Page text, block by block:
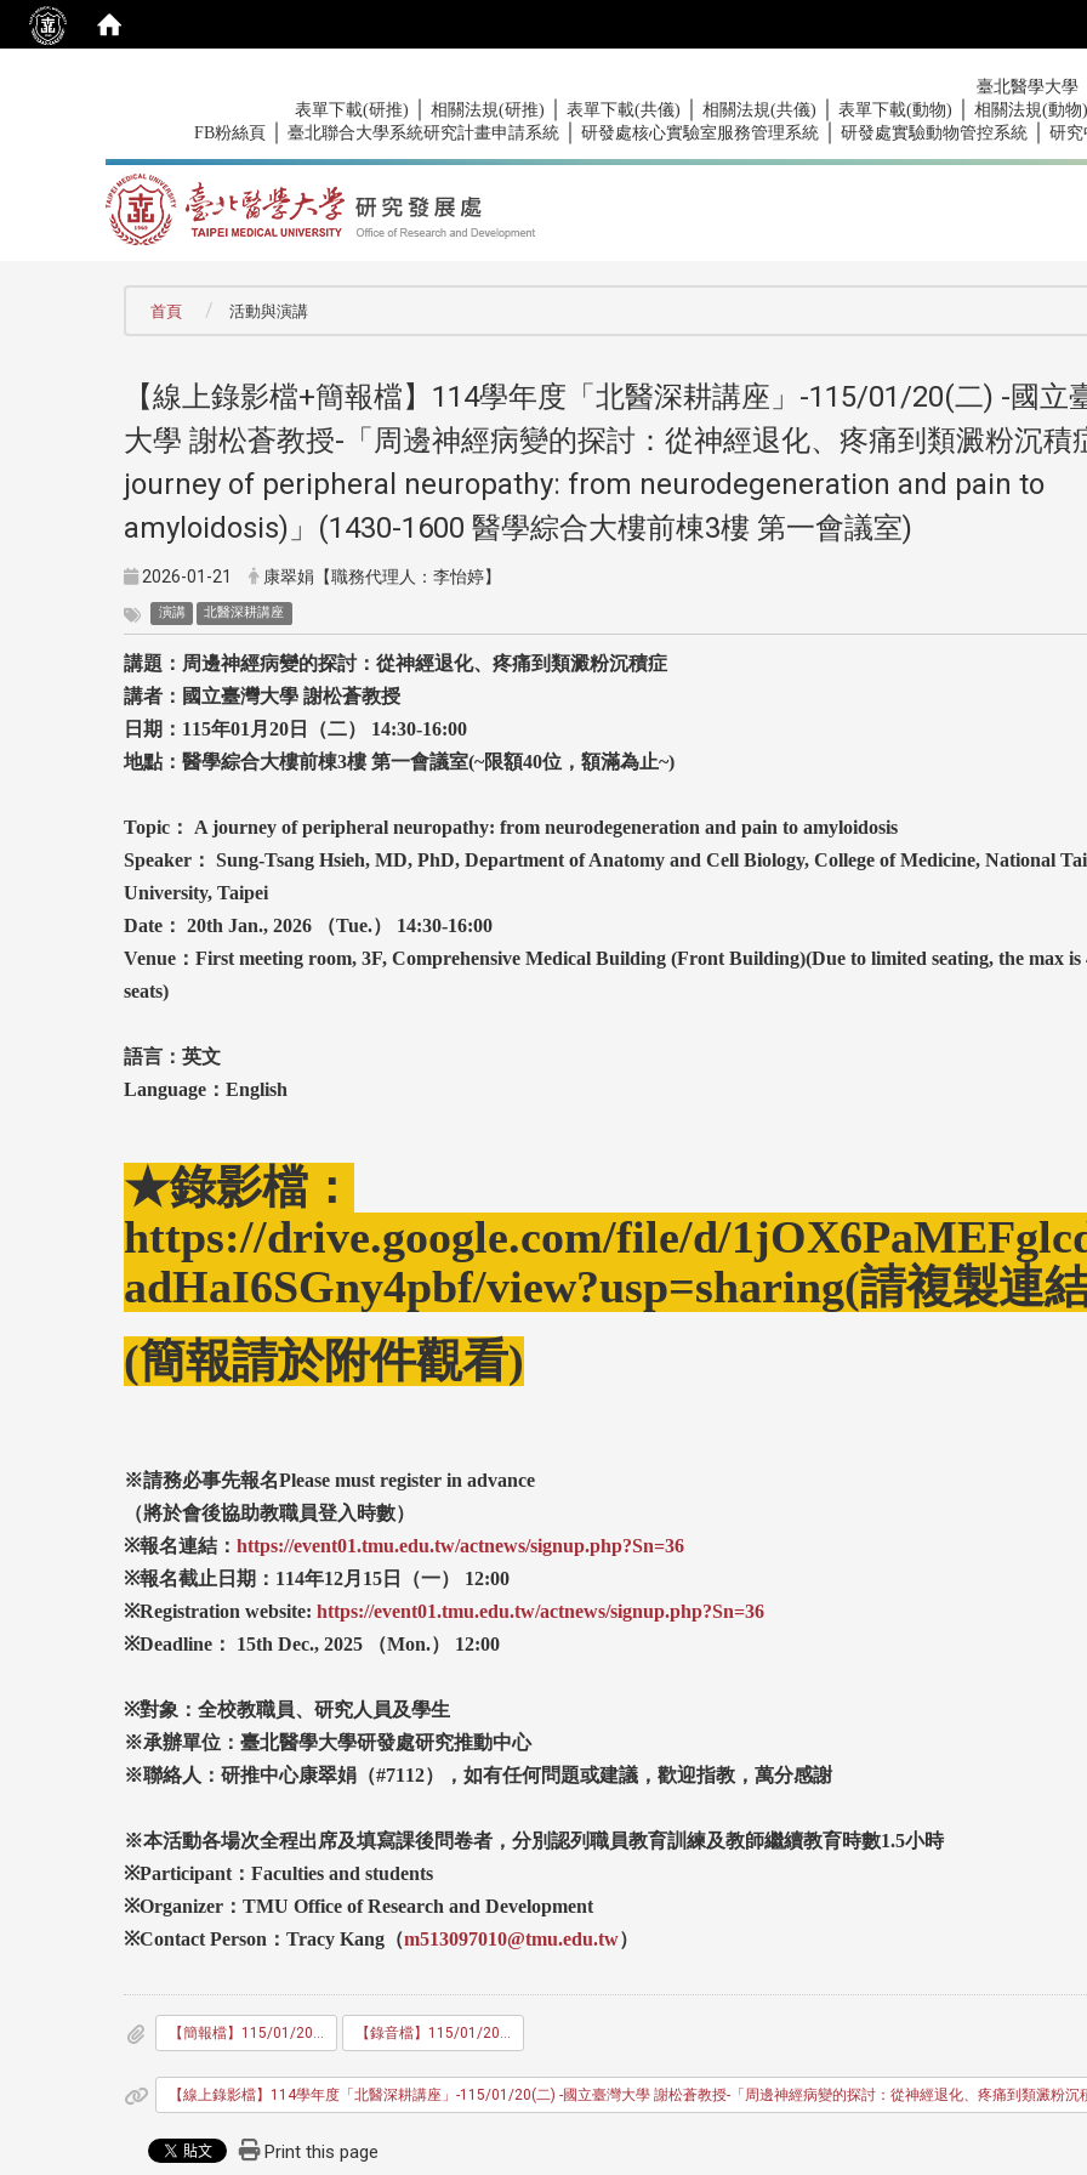
臺北醫學大學
表單下載(研推) 相關法規(研推) 表單下載(共儀) 相關法規(共儀) 表單下載(動物) 相關法規(動物)
FB粉絲頁 臺北聯合大學系統研究計畫申請系統 研發處核心實驗室服務管理系統 研發處實驗動物管控系統 研究
首頁 活動與演講
【線上錄影檔+簡報檔】114學年度「北醫深耕講座」-115/01/20(二) -國立
大學 謝松蒼教授-「周邊神經病變的探討：從神經退化、疼痛到類澱粉沉積
journey of peripheral neuropathy: from neurodegeneration and pain to
amyloidosis)」(1430-1600 醫學綜合大樓前棟3樓 第一會議室)
2026-01-21 康翠娟【職務代理人：李怡婷】
演講 北醫深耕講座
講題 ：周邊神經病變的探討：從神經退化、疼痛到類澱粉沉積症
講者：國立臺灣大學 謝松蒼教授
日期： 115年01 月 20 日（二）
14:30-16:00
地點：醫學綜合大樓前棟3樓 第一會議室(~限額40位，額滿為止~)
Topic ： A journey of peripheral neuropathy: from neurodegeneration and pain to amyloidosis
Speaker ： Sung-Tsang Hsieh, MD, PhD, Department of Anatomy and Cell Biology, College of Medicine, National
University, Taipei
Date ： 20th Jan., 2026 （Tue.） 14:30-16:00
Venue ：First meeting room, 3F, Comprehensive Medical Building (Front Building)(Due to limited seating, the max is
seats)
語言：英文
Language：English
★錄影檔：
https://drive.google.com/file/d/
adHaI6SGny4pbf/view?usp=sharing(請複製連
(簡報請於附件觀看)
※請務必事先報名Please must register in advance
（將於會後協助教職員登入時數）
※報名連結： https://event01.tmu.edu.tw/actnews/signup.php?Sn=36
※報名截止日期：114年12月15 日（一） 12:00
※Registration website: https://event01.tmu.edu.tw/actnews/signup.php?Sn=36
※Deadline ： 15th Dec., 2025 （Mon.） 12:00
※對象：全校教職員、研究人員及學生
※承辦單位：臺北醫學大學研發處研究推動中心
※聯絡人：研推中心康翠娟（#7112），如有任何問題或建議，歡迎指教，萬分感謝
※本活動各場次全程出席及填寫課後問卷者，分別認列職員教育訓練及教師繼續教育時數1.5小時
※Participant ：Faculties and students
※Organizer ：TMU Office of Research and Development
※Contact Person ：Tracy Kang （m513097010@tmu.edu.tw）
【線上錄影檔】114學年度「北醫深耕講座」-115/01/20(二) -國立臺灣大學 謝松蒼教授-「周邊神經病變的探討：從神經退化、疼痛到類澱
Print this page